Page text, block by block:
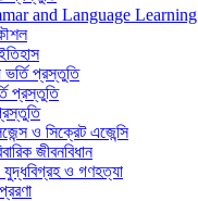
and Language Learning
ভর্তি প্রস্তুতি
প্রস্তুতি
ও সিক্রেট এজেন্সি
জীবনবিধান
যুদ্ধবিগ্রহ ও গণহত্যা